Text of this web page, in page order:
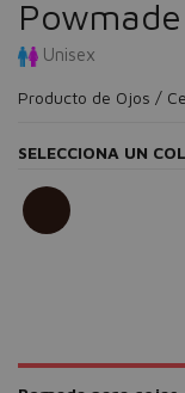
Unisex
Producto de Ojos /
SELECCIONA UN